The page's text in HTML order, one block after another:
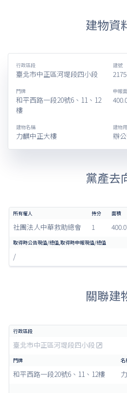
建物資
行政區段
臺北市中正區河堤段四小段
建號
2175
門牌
和平西路一段20號6、11、12
樓
申報
建物名稱
力麒中正大樓
建物
辦
黨產去
社團法人中華救助總會 1
/
關聯建
臺北市中正區河堤段四小段
和平西路一段20號6、11、12樓